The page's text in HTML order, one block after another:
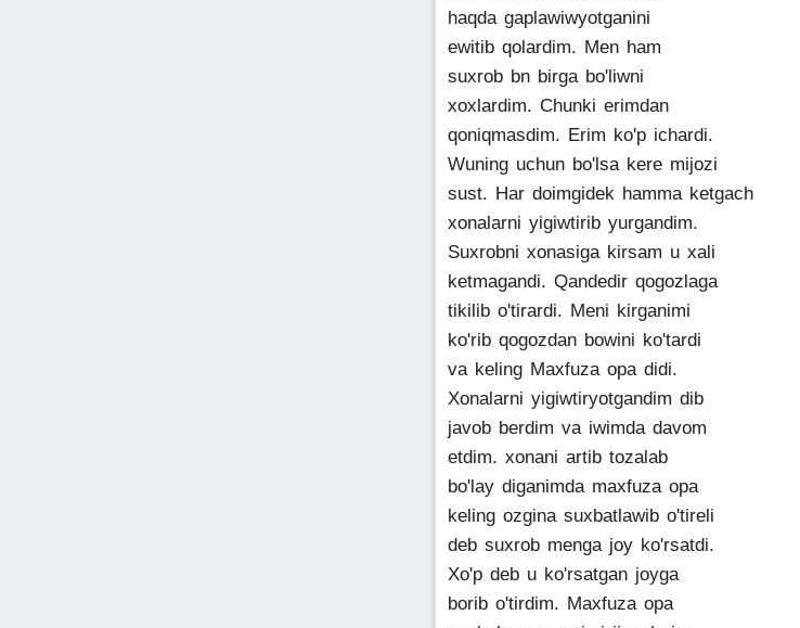
haqda gaplawiwyotganini
ewitib qolardim. Men ham
suxrob bn birga bo'liwni
xoxlardim. Chunki erimdan
qoniqmasdim. Erim ko'p ichardi.
Wuning uchun bo'lsa kere mijozi
sust. Har doimgidek hamma ketgach
xonalarni yigiwtirib yurgandim.
Suxrobni xonasiga kirsam u xali
ketmagandi. Qandedir qogozlaga
tikilib o'tirardi. Meni kirganimi
ko'rib qogozdan bowini ko'tardi
va keling Maxfuza opa didi.
Xonalarni yigiwtiryotgandim dib
javob berdim va iwimda davom
etdim. xonani artib tozalab
bo'lay diganimda maxfuza opa
keling ozgina suxbatlawib o'tireli
deb suxrob menga joy ko'rsatdi.
Xo'p deb u ko'rsatgan joyga
borib o'tirdim. Maxfuza opa